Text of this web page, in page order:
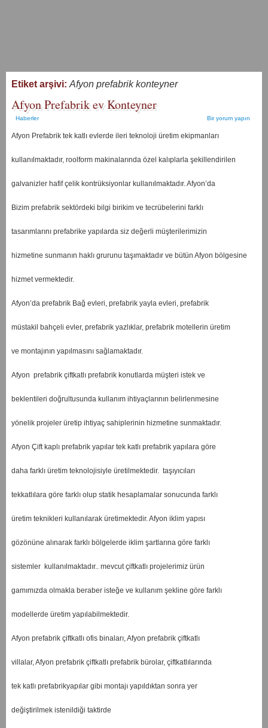
Etiket arşivi: Afyon prefabrik konteyner
Afyon Prefabrik ev Konteyner
Haberler Bir yorum yapın
Afyon Prefabrik tek katlı evlerde ileri teknoloji üretim ekipmanları
kullanılmaktadır, roolform makinalarında özel kalıplarla şekillendirilen
galvanizler hafif çelik kontrüksiyonlar kullanılmaktadır. Afyon’da
Bizim prefabrik sektördeki bilgi birikim ve tecrübelerini farklı
tasarımlarını prefabrike yapılarda siz değerli müşterilerimizin
hizmetine sunmanın haklı grurunu taşımaktadır ve bütün Afyon bölgesine
hizmet vermektedir.
Afyon’da prefabrik Bağ evleri, prefabrik yayla evleri, prefabrik
müstakil bahçeli evler, prefabrik yazlıklar, prefabrik motellerin üretim
ve montajının yapılmasını sağlamaktadır.
Afyon prefabrik çiftkatlı prefabrik konutlarda müşteri istek ve
beklentileri doğrultusunda kullanım ihtiyaçlarının belirlenmesine
yönelik projeler üretip ihtiyaç sahiplerinin hizmetine sunmaktadır.
Afyon Çift kaplı prefabrik yapılar tek katlı prefabrik yapılara göre
daha farklı üretim teknolojisiyle üretilmektedir. taşıyıcıları
tekkatlılara göre farklı olup statik hesaplamalar sonucunda farklı
üretim teknikleri kullanılarak üretimektedir. Afyon iklim yapısı
gözönüne alınarak farklı bölgelerde iklim şartlarına göre farklı
sistemler kullanılmaktadır.. mevcut çiftkatlı projelerimiz ürün
gamımızda olmakla beraber isteğe ve kullanım şekline göre farklı
modellerde üretim yapılabilmektedir.
Afyon prefabrik çiftkatlı ofis binaları, Afyon prefabrik çiftkatlı
villalar, Afyon prefabrik çiftkatlı prefabrik bürolar, çiftkatlılarında
tek katlı prefabrikyapılar gibi montajı yapıldıktan sonra yer
değiştirilmek istenildiği taktirde